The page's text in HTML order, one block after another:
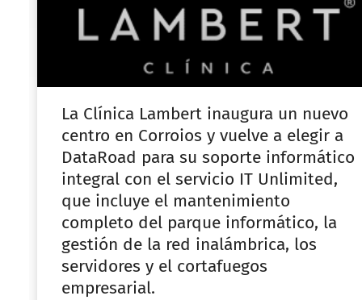
La Clínica Lambert inaugura un nuevo
centro en Corroios y vuelve a elegir a
DataRoad para su soporte informático
integral con el servicio IT Unlimited,
que incluye el mantenimiento
completo del parque informático, la
gestión de la red inalámbrica, los
servidores y el cortafuegos
empresarial.